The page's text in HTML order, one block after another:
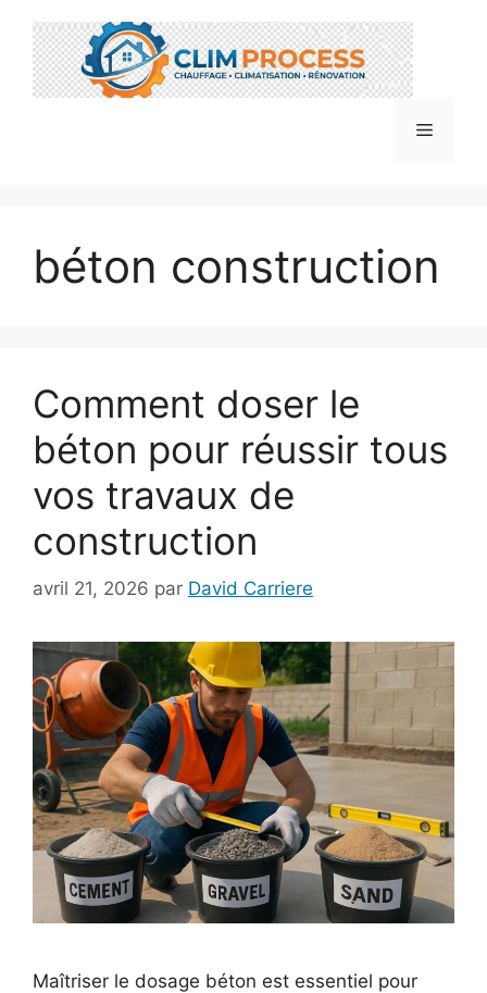
contenu
Menu
béton construction
Comment doser le
béton pour réussir tous
vos travaux de
construction
avril 21, 2026 par David Carriere
Maîtriser le dosage béton est essentiel pour